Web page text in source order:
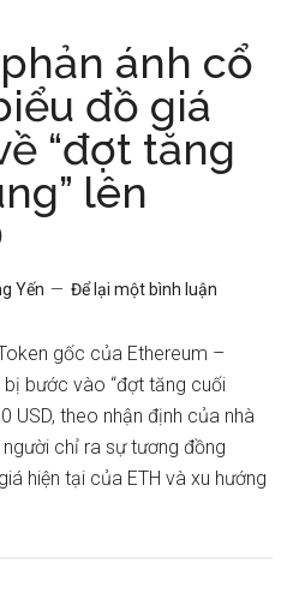
ánh cổ
đồ giá
“đợt tăng
lên
Yến Để lại một bình luận
gốc của Ethereum –
bị bước vào “đợt tăng cuối
USD, theo nhận định của nhà
chỉ ra sự tương đồng
hiện tại của ETH và xu hướng